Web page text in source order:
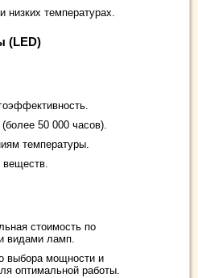
низких температурах.
(LED)
50 000 часов).
температуры.
веществ.
стоимость по
видами ламп.
выбора мощности и
оптимальной работы.